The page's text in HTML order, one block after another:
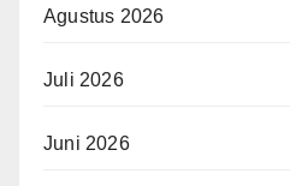
Agustus 2026
Juli 2026
Juni 2026